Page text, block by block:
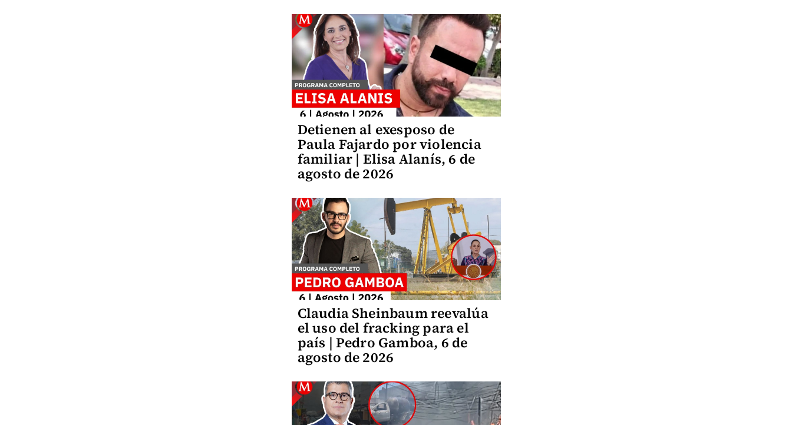
Detienen al exesposo de
Paula Fajardo por violencia
familiar | Elisa Alanís, 6 de
agosto de 2026
Claudia Sheinbaum reevalúa
el uso del fracking para el
país | Pedro Gamboa, 6 de
agosto de 2026